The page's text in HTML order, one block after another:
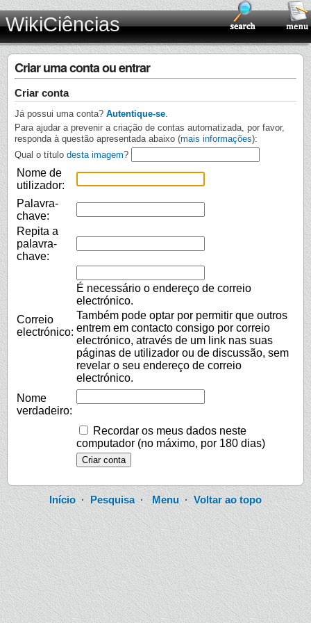
WikiCiências
Criar uma conta ou entrar
Criar conta
Já possui uma conta? Autentique-se
Para ajudar a prevenir a criação de contas automatizada, por favor,
responda à questão apresentada abaixo (mais informações):
Qual o título desta imagem?
Nome de
utilizador:
Palavra-
chave:
Repita a
palavra-
chave:
Correio
electrónico:
É necessário o endereço de correio
electrónico.
Também pode optar por permitir que outros
entrem em contacto consigo por correio
electrónico, através de um link nas suas
páginas de utilizador ou de discussão, sem
revelar o seu endereço de correio
electrónico.
Nome
verdadeiro:
Recordar os meus dados neste
computador (no máximo, por 180 dias)
Início·Pesquisa· Menu· Voltar ao topo